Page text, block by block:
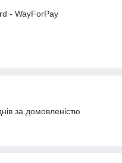
- WayForPay
за домовленістю